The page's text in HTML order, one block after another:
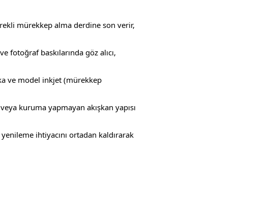
mürekkep alma derdine son verir,
fotoğraf baskılarında göz alıcı,
ve model inkjet (mürekkep
kuruma yapmayan akışkan yapısı
ihtiyacını ortadan kaldırarak